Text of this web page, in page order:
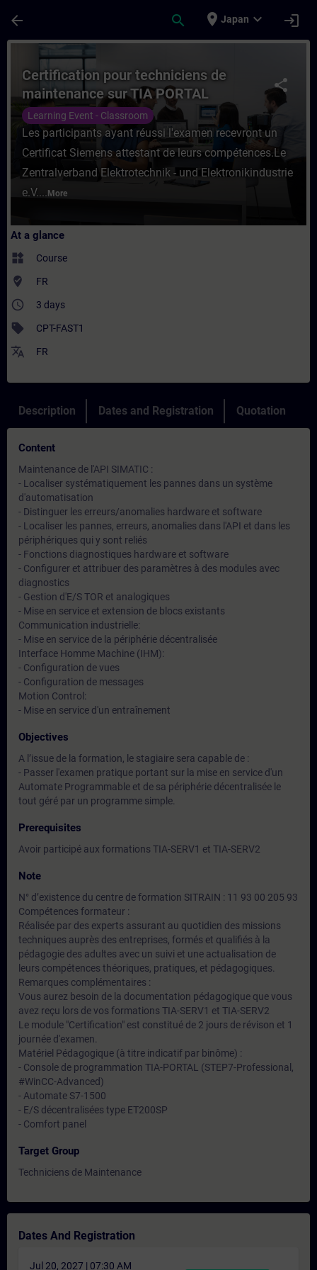
arrow_back search place Japan expand_more login
Course - Certification pour techniciens
share
Certification pour techniciens de
maintenance sur TIA PORTAL
Learning Event - Classroom
Les participants ayant réussi l'examen recevront un
Certificat Siemens attestant de leurs compétences.Le
Zentralverband Elektrotechnik - und Elektronikindustrie
e.V.... More
At a glance
widgets Course
where_to_vote FR
access_time 3 days
sell CPT-FAST1
translate FR
Description Dates and Registration Quotation
Content
Maintenance de l'API SIMATIC :
- Localiser systématiquement les pannes dans un système
d'automatisation
- Distinguer les erreurs/anomalies hardware et software
- Localiser les pannes, erreurs, anomalies dans l'API et dans les
périphériques qui y sont reliés
- Fonctions diagnostiques hardware et software
- Configurer et attribuer des paramètres à des modules avec
diagnostics
- Gestion d'E/S TOR et analogiques
- Mise en service et extension de blocs existants
Communication industrielle:
- Mise en service de la périphérie décentralisée
Interface Homme Machine (IHM):
- Configuration de vues
- Configuration de messages
Motion Control:
- Mise en service d'un entraînement
Objectives
A l’issue de la formation, le stagiaire sera capable de :
- Passer l'examen pratique portant sur la mise en service d'un
Automate Programmable et de sa périphérie décentralisée le
tout géré par un programme simple.
Prerequisites
Avoir participé aux formations TIA-SERV1 et TIA-SERV2
Note
N° d’existence du centre de formation SITRAIN : 11 93 00 205 93
Compétences formateur :
Réalisée par des experts assurant au quotidien des missions
techniques auprès des entreprises, formés et qualifiés à la
pédagogie des adultes avec un suivi et une actualisation de
leurs compétences théoriques, pratiques, et pédagogiques.
Remarques complémentaires :
Vous aurez besoin de la documentation pédagogique que vous
avez reçu lors de vos formations TIA-SERV1 et TIA-SERV2
Le module "Certification" est constitué de 2 jours de révison et 1
journée d'examen.
Matériel Pédagogique (à titre indicatif par binôme) :
- Console de programmation TIA-PORTAL (STEP7-Professional,
#WinCC-Advanced)
- Automate S7-1500
- E/S décentralisées type ET200SP
- Comfort panel
Target Group
Techniciens de Maintenance
Dates And Registration
Jul 20, 2027 | 07:30 AM